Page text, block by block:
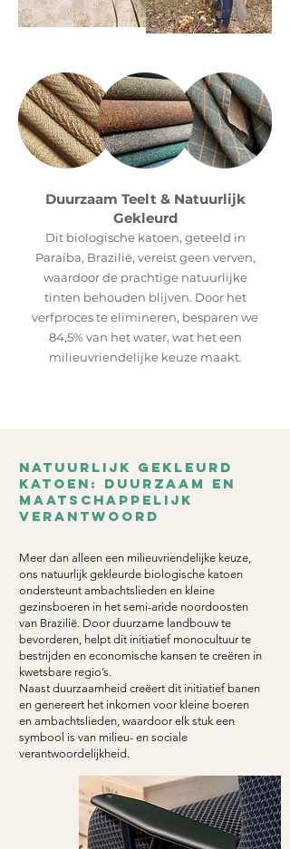
Duurzaam Teelt & Natuurlijk
Gekleurd
Dit biologische katoen, geteeld in
Paraíba, Brazilië, vereist geen verven,
waardoor de prachtige natuurlijke
tinten behouden blijven. Door het
verfproces te elimineren, besparen we
84,5% van het water, wat het een
milieuvriendelijke keuze maakt.
natuurlijk gekleurd
katoen: duurzaam en
maatschappelijk
verantwoord
Meer dan alleen een milieuvriendelijke keuze,
ons natuurlijk gekleurde biologische katoen
ondersteunt ambachtslieden en kleine
gezinsboeren in het semi-aride noordoosten
van Brazilië. Door duurzame landbouw te
bevorderen, helpt dit initiatief monocultuur te
bestrijden en economische kansen te creëren in
kwetsbare regio’s.
Naast duurzaamheid creëert dit initiatief banen
en genereert het inkomen voor kleine boeren
en ambachtslieden, waardoor elk stuk een
symbool is van milieu- en sociale
verantwoordelijkheid.